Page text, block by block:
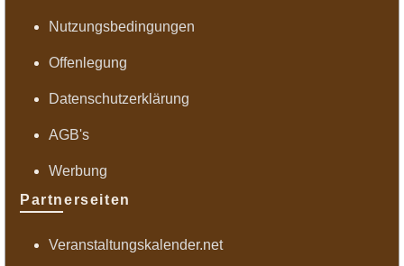
Nutzungsbedingungen
Offenlegung
Datenschutzerklärung
AGB's
Werbung
Partnerseiten
Veranstaltungskalender.net